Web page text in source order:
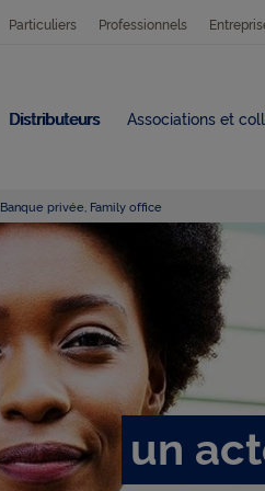
Particuliers Professionnels
Distributeurs Associations et
Banque privée, Family office
un